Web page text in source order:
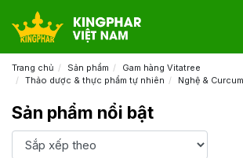
Trang chủ Sản phẩm
Gam hàng Vitatree
Thảo dược & thực phẩm tự nhiên
Nghệ &
Sản phẩm nổi bật